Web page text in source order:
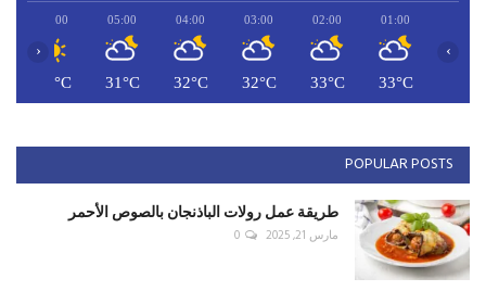
01:00
33°C
02:00
33°C
03:00
32°C
04:00
32°C
05:00
31°C
06:00
31°C
‹ ›
POPULAR POSTS
طريقة عمل رولات الباذنجان بالصوص الأحمر
مارس 21, 2025 0